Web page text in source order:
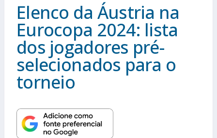
Elenco da Áustria na
Eurocopa 2024: lista
dos jogadores pré-
selecionados para o
torneio